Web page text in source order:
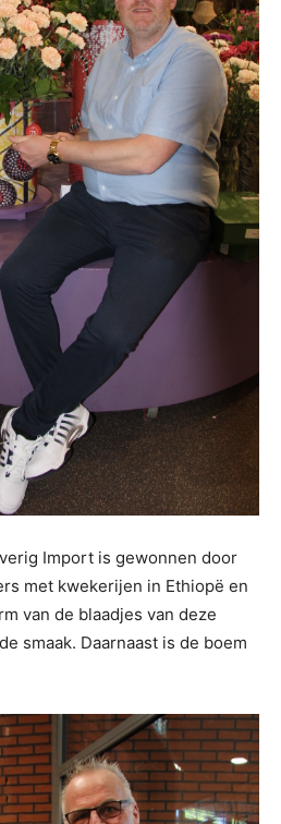
Import is gewonnen door
met kwekerijen in Ethiopë en
van de blaadjes van deze
smaak. Daarnaast is de boem